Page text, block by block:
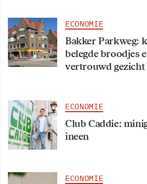
ECONOMIE
Bakker Parkweg:
belegde broodjes
vertrouwd gezicht
ECONOMIE
Club Caddie:
ineen
ECONOMIE